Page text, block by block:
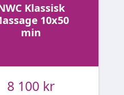
Klassisk
10x50
min
8 100 kr